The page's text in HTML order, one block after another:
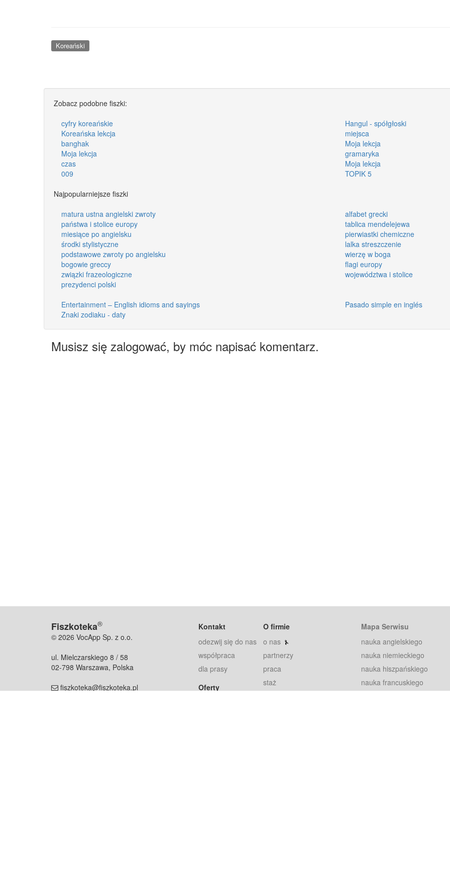
Koreański
Zobacz podobne fiszki:
cyfry koreańskie
Hangul - spółgłoski
Koreańska lekcja
miejsca
banghak
Moja lekcja
Moja lekcja
gramaryka
czas
Moja lekcja
009
TOPIK 5
Najpopularniejsze fiszki
matura ustna angielski zwroty
alfabet grecki
państwa i stolice europy
tablica mendelejewa
miesiące po angielsku
pierwiastki chemiczne
środki stylistyczne
lalka streszczenie
podstawowe zwroty po angielsku
wierzę w boga
bogowie greccy
flagi europy
związki frazeologiczne
województwa i stolice
prezydenci polski
Entertainment – English idioms and sayings
Pasado simple en inglés
Znaki zodiaku - daty
Musisz się zalogować, by móc napisać komentarz.
Fiszkoteka®
© 2026 VocApp Sp. z o.o.
ul. Mielczarskiego 8 / 58
02-798 Warszawa, Polska
fiszkoteka@fiszkoteka.pl
Kontakt
odezwij się do nas
współpraca
dla prasy
Oferty
O firmie
o nas
partnerzy
praca
staż
Mapa Serwisu
nauka angielskiego
nauka niemieckiego
nauka hiszpańskiego
nauka francuskiego